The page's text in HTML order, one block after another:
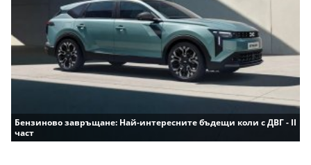
Бензиново завръщане: Най-интересните бъдещи коли с ДВГ - II
част